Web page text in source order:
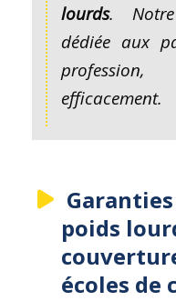
lourds.
dédiée aux
efficacement.
poids
écoles de